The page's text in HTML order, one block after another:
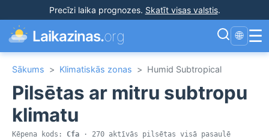
Precīzi laika prognozes. Skatīt visas valstis.
Laikazinas.org 🌐 ☰
Sākums > Klimatiskās zonas > Humid Subtropical
Pilsētas ar mitru subtropu
klimatu
Kēpena kods: Cfa · 270 aktīvās pilsētas visā pasaulē